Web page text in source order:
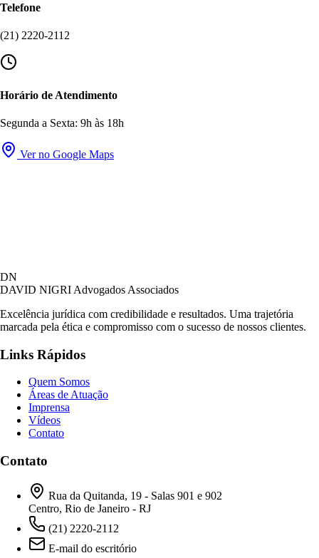
Telefone
(21) 2220-2112
Horário de Atendimento
Segunda a Sexta: 9h às 18h
Ver no Google Maps
DN
DAVID NIGRI Advogados Associados
Excelência jurídica com credibilidade e resultados. Uma trajetória
marcada pela ética e compromisso com o sucesso de nossos clientes.
Links Rápidos
Quem Somos
Áreas de Atuação
Imprensa
Vídeos
Contato
Contato
Rua da Quitanda, 19 - Salas 901 e 902
Centro, Rio de Janeiro - RJ
(21) 2220-2112
E-mail do escritório